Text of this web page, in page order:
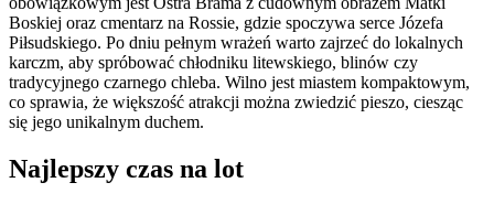
Boskiej oraz cmentarz na Rossie, gdzie spoczywa serce Józefa
Piłsudskiego. Po dniu pełnym wrażeń warto zajrzeć do lokalnych
karczm, aby spróbować chłodniku litewskiego, blinów czy
tradycyjnego czarnego chleba. Wilno jest miastem kompaktowym,
co sprawia, że większość atrakcji można zwiedzić pieszo, ciesząc
się jego unikalnym duchem.
Najlepszy czas na lot